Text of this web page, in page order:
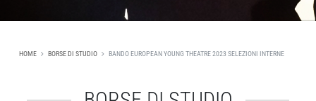
HOME BORSE DI STUDIO BANDO EUROPEAN YOUNG THEATRE 2023 SELEZIONI INTERNE